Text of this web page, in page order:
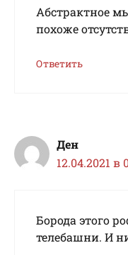
Абстрактное
похоже
Ответить
Ден
12.04.2021 в
Борода этого
телебашни. И